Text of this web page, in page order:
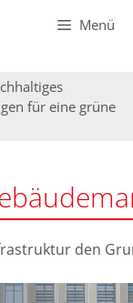
Menü
für eine grüne
den